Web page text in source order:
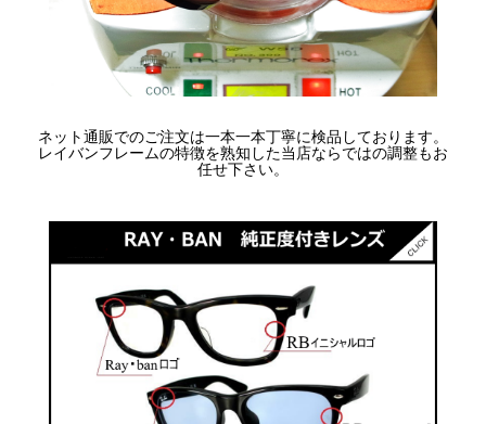
ネット通販でのご注文は一本一本丁寧に検品しております。
レイバンフレームの特徴を熟知した当店ならではの調整もお
任せ下さい。